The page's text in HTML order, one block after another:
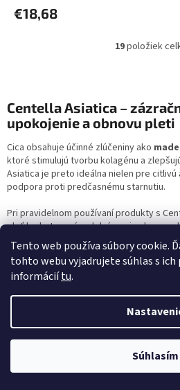
Tento web používa súbory cookie.
tohto webu vyjadrujete súhlas s ich
informáciítu.
Súhlasím
Doprava zadarmo nad 60 Eur pre Slovensko,
€18,68
O
d
a
c
i
e
p
r
k
y
ý
p
19položiek
Centella Asiatica –
upokojenie a obnovu pleti
Cica obsahuje účinné zlúčeniny ako
ktoré stimulujú tvorbu kolagénu a
Asiatica je preto ideálna nielen pre
podpora proti predčasnému starnutiu.
Pri pravidelnom používaní produkty s
pleť hydratovanú, odolnú a prirodzene
SKINLOVERS TIP:Centella Asiatica je
podráždení alebo po slnení. Kombinujte
krémami pre maximálnu regeneráciu a